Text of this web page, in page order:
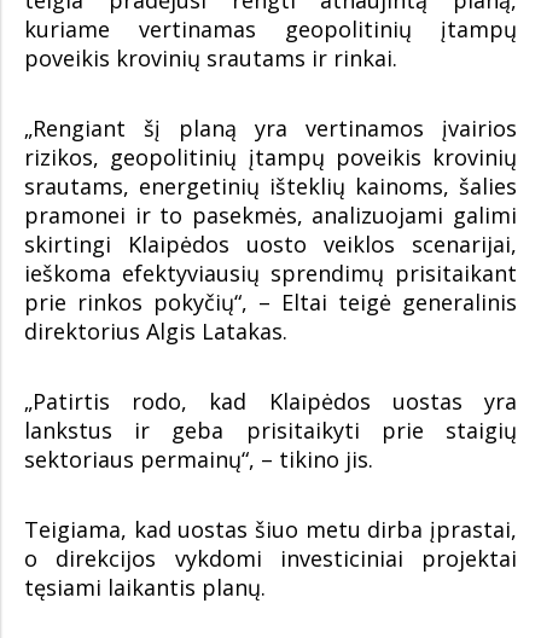
kuriame vertinamas geopolitinių įtampų
poveikis krovinių srautams ir rinkai.
„Rengiant šį planą yra vertinamos įvairios
rizikos, geopolitinių įtampų poveikis krovinių
srautams, energetinių išteklių kainoms, šalies
pramonei ir to pasekmės, analizuojami galimi
skirtingi Klaipėdos uosto veiklos scenarijai,
ieškoma efektyviausių sprendimų prisitaikant
prie rinkos pokyčių“, – Eltai teigė generalinis
direktorius Algis Latakas.
„Patirtis rodo, kad Klaipėdos uostas yra
lankstus ir geba prisitaikyti prie staigių
sektoriaus permainų“, – tikino jis.
Teigiama, kad uostas šiuo metu dirba įprastai,
o direkcijos vykdomi investiciniai projektai
tęsiami laikantis planų.